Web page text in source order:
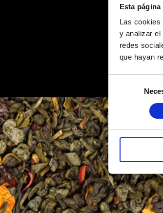
Esta
Las cookies
y analizar el
redes
que hayan
consentimiento